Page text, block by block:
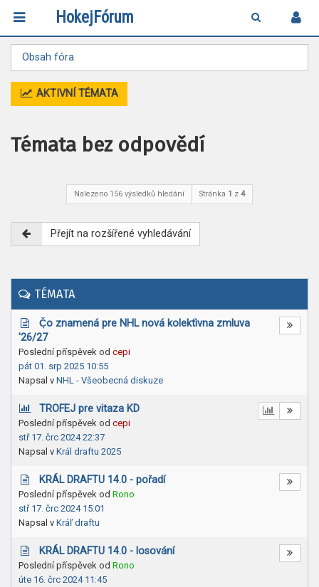
HokejFórum
Obsah fóra
AKTIVNÍ TÉMATA
Témata bez odpovědí
Nalezeno 156 výsledků hledání Stránka 1 z 4
Přejít na rozšířené vyhledávání
TÉMATA
Č̣o znamená pre NHL nová kolektìvna zmluva
'26/27
Poslední příspěvek od cepi
pát 01. srp 2025 10:55
Napsal v NHL - Všeobecná diskuze
TROFEJ pre vitaza KD
Poslední příspěvek od cepi
stř 17. črc 2024 22:37
Napsal v Král draftu 2025
KRÁL DRAFTU 14.0 - pořadí
Poslední příspěvek od Rono
stř 17. črc 2024 15:01
Napsal v Kráľ draftu
KRÁL DRAFTU 14.0 - losování
Poslední příspěvek od Rono
úte 16. črc 2024 11:45